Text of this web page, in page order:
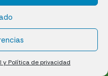
y Política de privacidad
en tepes
(UE)
de privacidad